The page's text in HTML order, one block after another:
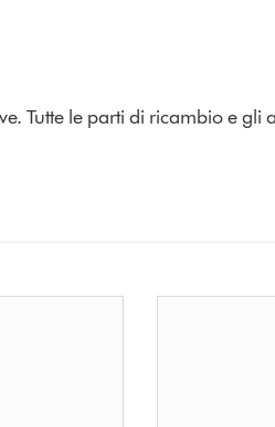
Tutte le parti di ricambio e